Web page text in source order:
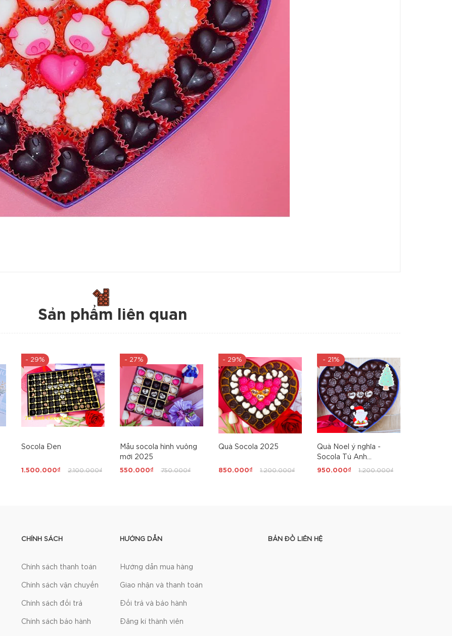
Sản phẩm liên quan
- 29%
Socola Đen
1.500.000₫ 2.100.000₫
- 27%
Mẫu socola hình vuông
mới 2025
550.000₫ 750.000₫
- 29%
Quà Socola 2025
850.000₫ 1.200.000₫
- 21%
Quà Noel ý nghĩa -
Socola Tú Anh
Chocolate
950.000₫ 1.200.000₫
CHÍNH SÁCH
Chính sách thanh toán
Chính sách vận chuyển
Chính sách đổi trả
Chính sách bảo hành
HƯỚNG DẪN
Hướng dẫn mua hàng
Giao nhận và thanh toán
Đổi trả và bảo hành
Đăng kí thành viên
BẢN ĐỒ LIÊN HỆ